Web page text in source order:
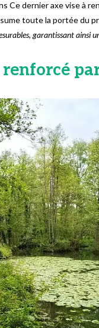
Ce dernier axe vise à
toute la portée du
garantissant ainsi